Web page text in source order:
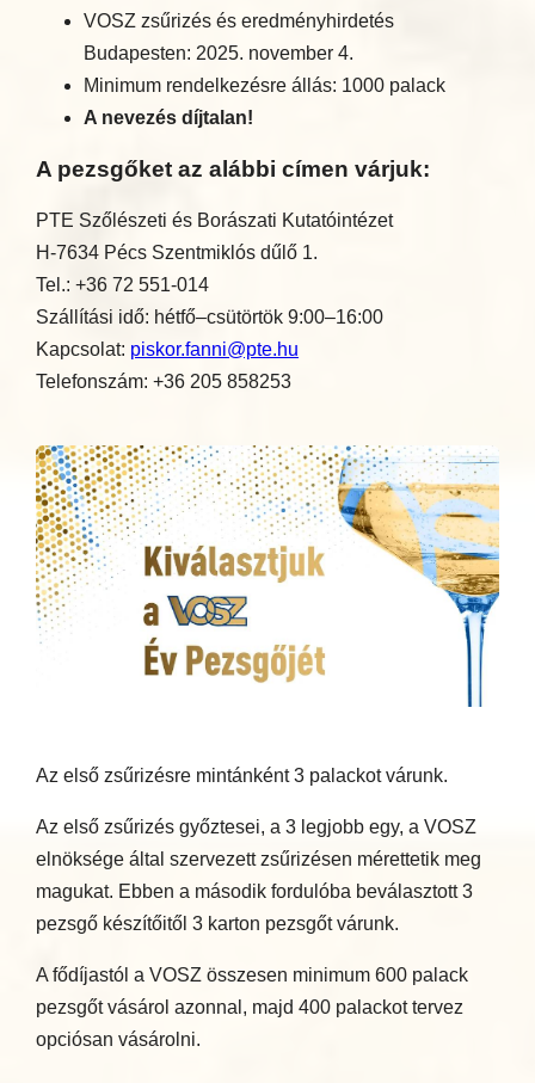
VOSZ zsűrizés és eredményhirdetés
Budapesten: 2025. november 4.
Minimum rendelkezésre állás: 1000 palack
A nevezés díjtalan!
A pezsgőket az alábbi címen várjuk:
PTE Szőlészeti és Borászati Kutatóintézet
H-7634 Pécs Szentmiklós dűlő 1.
Tel.: +36 72 551-014
Szállítási idő: hétfő–csütörtök 9:00–16:00
Kapcsolat: piskor.fanni@pte.hu
Telefonszám: +36 205 858253
Az első zsűrizésre mintánként 3 palackot várunk.
Az első zsűrizés győztesei, a 3 legjobb egy, a VOSZ
elnöksége által szervezett zsűrizésen mérettetik meg
magukat. Ebben a második fordulóba beválasztott 3
pezsgő készítőitől 3 karton pezsgőt várunk.
A fődíjastól a VOSZ összesen minimum 600 palack
pezsgőt vásárol azonnal, majd 400 palackot tervez
opciósan vásárolni.